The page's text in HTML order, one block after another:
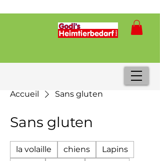
Accueil Sans gluten
Sans gluten
la volaille chiens
Lapins